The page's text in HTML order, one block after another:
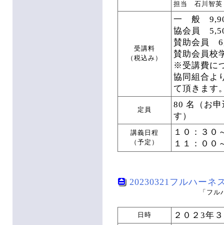
担当 石川智英
受講料
（税込み）
一 般
協会員
賛助会員
賛助会員
※受講費に
協同組合よ
て頂きます
定員
80 名（お
す）
講義日程
（予定）
１０：３
１１：０
20230321フルハーネ
「フ
日時 ２０２3年